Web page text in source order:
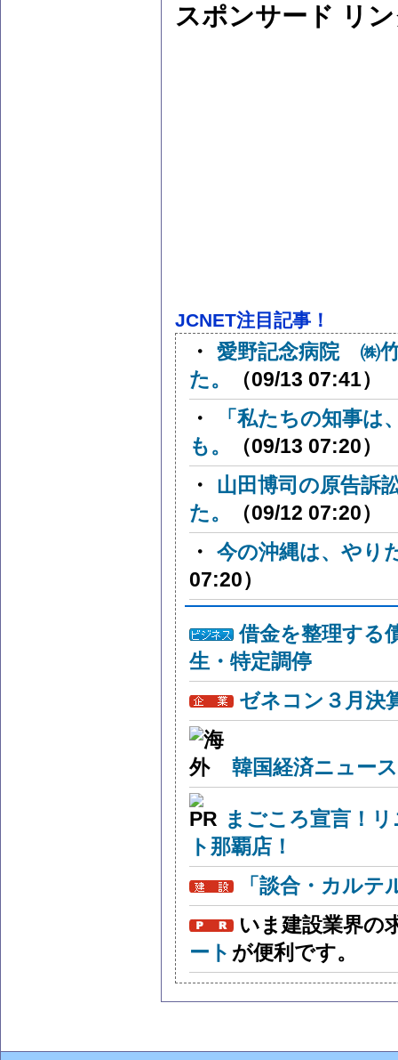
スポンサード リ
JCNET注目記事！
・ 愛野記念病院 ㈱
た。
（09/13 07:41）
・
「私たちの知事
も。
（09/13 07:20）
・
山田博司の原告訴
た。
（09/12 07:20）
・ 今の沖縄は、やり
07:20）
借金を整理する
生・特定調停
ゼネコン３月決
韓国経済ニュー
まごころ宣言！
ト那覇店！
「談合・カル
いま建設業界の
ート が便利です。